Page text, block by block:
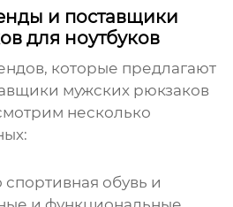
и поставщики
для ноутбуков
которые предлагают
мужских рюкзаков
несколько
спортивная обувь и